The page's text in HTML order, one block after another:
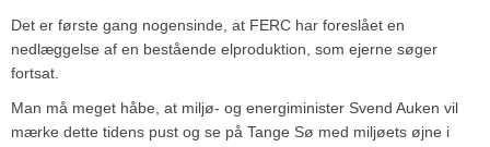
Det er første gang nogensinde, at FERC har foreslået en
nedlæggelse af en bestående elproduktion, som ejerne søger
fortsat.
Man må meget håbe, at miljø- og energiminister Svend Auken vil
mærke dette tidens pust og se på Tange Sø med miljøets øjne i